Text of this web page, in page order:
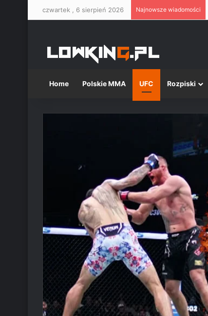
czwartek , 6 sierpień 2026 Najnowsze wiadomości
Home Polskie MMA UFC Rozpiski